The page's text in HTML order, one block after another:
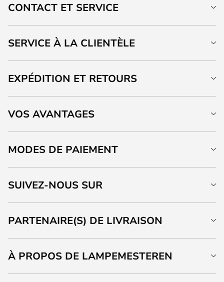
CONTACT ET SERVICE
SERVICE À LA CLIENTÈLE
EXPÉDITION ET RETOURS
VOS AVANTAGES
MODES DE PAIEMENT
SUIVEZ-NOUS SUR
PARTENAIRE(S) DE LIVRAISON
À PROPOS DE LAMPEMESTEREN